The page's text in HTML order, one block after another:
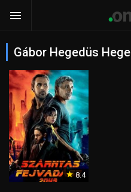
Gábor Hegedüs Hege
8.4